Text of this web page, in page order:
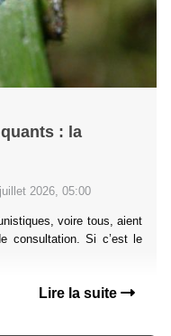
: la
2026, 05:00
voire tous, aient
consultation. Si c’est le
Lire la suite